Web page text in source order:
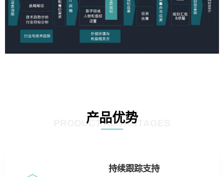
产品优势
PRODUCT ADVANTAGES
持续跟踪支持